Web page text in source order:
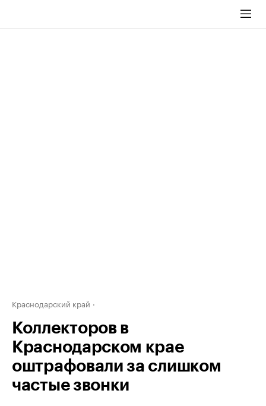
Краснодарский край
Коллекторов в
Краснодарском крае
оштрафовали за слишком
частые звонки